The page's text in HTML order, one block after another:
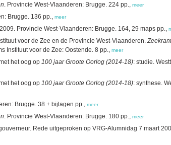
. Provincie West-Vlaanderen: Brugge. 224 pp., meer
Brugge. 136 pp., meer
Provincie West-Vlaanderen: Brugge. 164, 29 maps pp.,
voor de Zee en de Provincie West-Vlaanderen.
Instituut voor de Zee: Oostende. 8 pp., meer
het oog op 100 jaar Groote Oorlog (2014-18): studie.
het oog op 100 jaar Groote Oorlog (2014-18): synthese.
Brugge. 38 + bijlagen pp., meer
. Provincie West-Vlaanderen: Brugge. 180 pp., meer
Rede uitgeproken op VRG-Alumnidag 7 maart